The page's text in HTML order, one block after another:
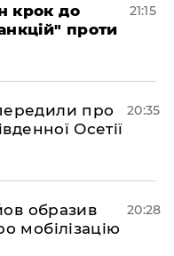
крок до
проти
21:15
про
Осетії
20:35
образив
мобілізацію
20:28